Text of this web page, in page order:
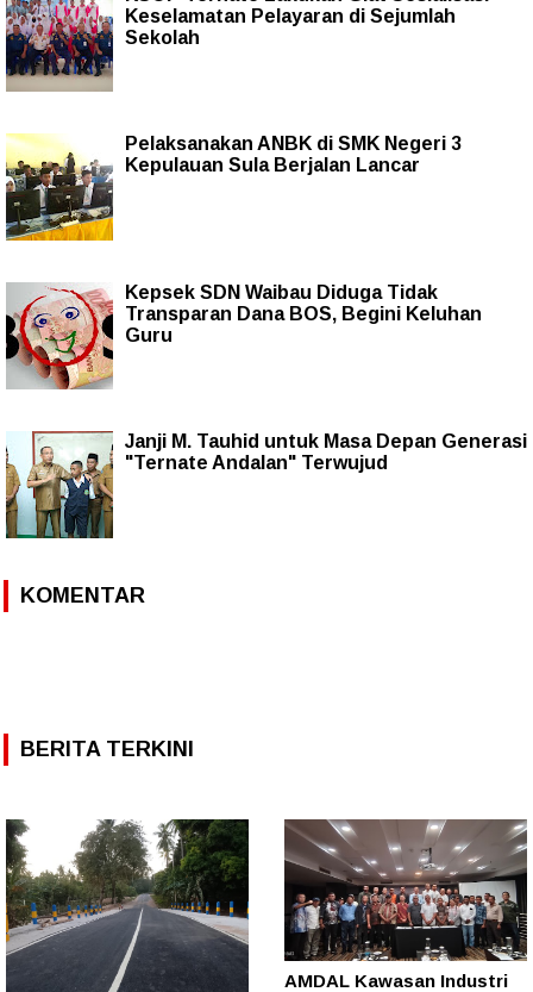
Keselamatan Pelayaran di Sejumlah
Sekolah
Pelaksanakan ANBK di SMK Negeri 3
Kepulauan Sula Berjalan Lancar
Kepsek SDN Waibau Diduga Tidak
Transparan Dana BOS, Begini Keluhan
Guru
Janji M. Tauhid untuk Masa Depan Generasi
"Ternate Andalan" Terwujud
KOMENTAR
BERITA TERKINI
AMDAL Kawasan Industri